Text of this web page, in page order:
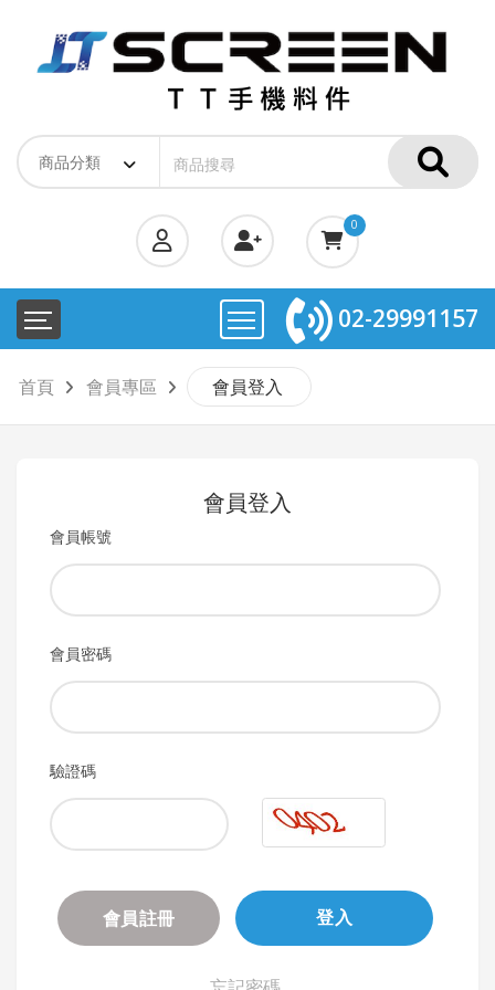
0
02-29991157
首頁 會員專區 會員登入
會員登入
會員帳號
會員密碼
驗證碼
會員註冊 登入